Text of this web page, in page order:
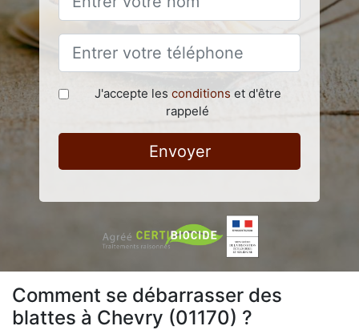
J'accepte les conditions et d'être
rappelé
Envoyer
Comment se débarrasser des
blattes à Chevry (01170) ?